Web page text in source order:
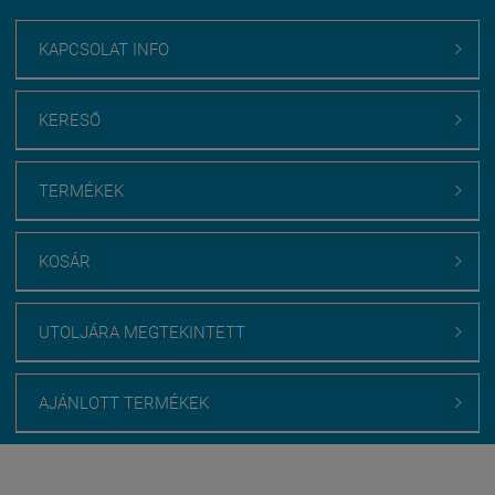
KAPCSOLAT INFO 
KERESŐ 
TERMÉKEK 
KOSÁR 
UTOLJÁRA MEGTEKINTETT 
AJÁNLOTT TERMÉKEK 